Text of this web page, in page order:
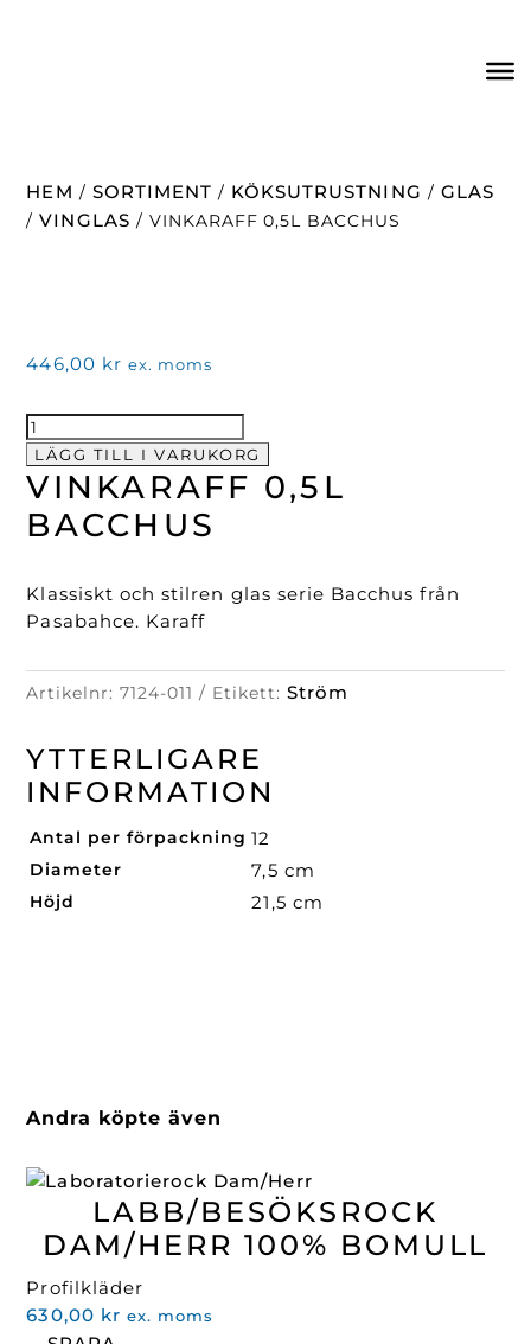
HEM / SORTIMENT / KÖKSUTRUSTNING / GLAS
/VINGLAS / VINKARAFF 0,5L BACCHUS
VINKARAFF 0,5L
BACCHUS
Klassiskt och stilren glas serie Bacchus från
Pasabahce. Karaff
Artikelnr:7124-011 Etikett: Ström
YTTERLIGARE
INFORMATION
Antal per förpackning 12
Diameter 7,5 cm
Höjd 21,5 cm
446,00 kr ex. moms
VINKARAFF
0,5L
BACCHUS
LÄGG TILL I VARUKORG
Andra köpte även
LABB/BESÖKSROCK
DAM/HERR 100% BOMULL
Profilkläder
630,00 kr ex. moms